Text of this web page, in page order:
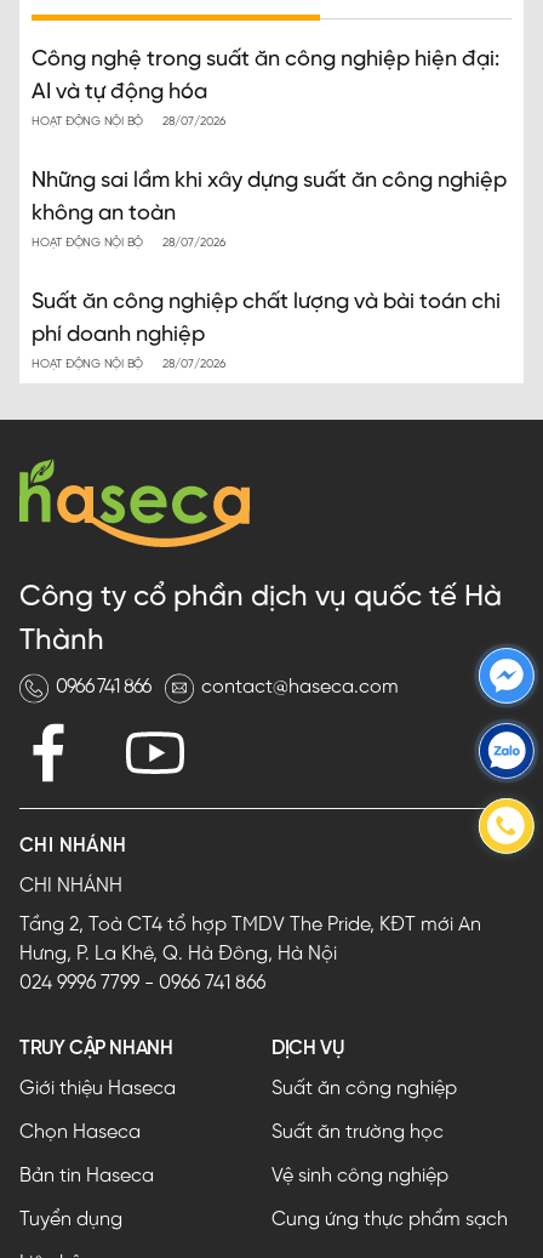
Công nghệ trong suất ăn công nghiệp hiện đại:
AI và tự động hóa
HOẠT ĐỘNG NỘI BỘ 28/07/2026
Những sai lầm khi xây dựng suất ăn công nghiệp
không an toàn
HOẠT ĐỘNG NỘI BỘ 28/07/2026
Suất ăn công nghiệp chất lượng và bài toán chi
phí doanh nghiệp
HOẠT ĐỘNG NỘI BỘ 28/07/2026
Công ty cổ phần dịch vụ quốc tế Hà
Thành
0966 741 866 contact@haseca.com
CHI NHÁNH
CHI NHÁNH
Tầng 2, Toà CT4 tổ hợp TMDV The Pride, KĐT mới An
Hưng, P. La Khê, Q. Hà Đông, Hà Nội
024 9996 7799 - 0966 741 866
TRUY CẬP NHANH
Giới thiệu Haseca
Chọn Haseca
Bản tin Haseca
Tuyển dụng
DỊCH VỤ
Suất ăn công nghiệp
Suất ăn trường học
Vệ sinh công nghiệp
Cung ứng thực phẩm sạch